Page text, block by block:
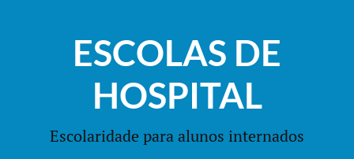
ESCOLAS DE
HOSPITAL
Escolaridade para alunos internados